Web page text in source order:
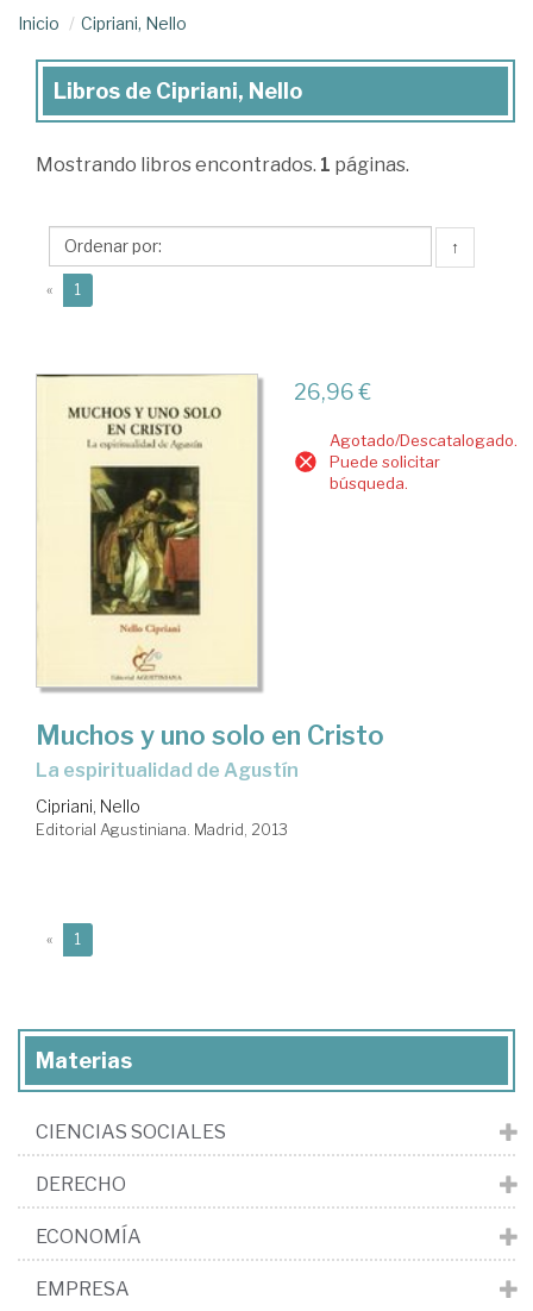
Inicio Cipriani, Nello
Libros
Cipriani,
Libros de Cipriani, Nello
Mostrando libros encontrados. 1 páginas.
↑
« 1
26,96 €
Agotado/Descatalogado.
Puede solicitar
búsqueda.
Muchos y uno solo en Cristo
la espiritualidad de Agustín
Cipriani, Nello
Editorial Agustiniana. Madrid, 2013
« 1
Materias
CIENCIAS SOCIALES
DERECHO
ECONOMÍA
EMPRESA